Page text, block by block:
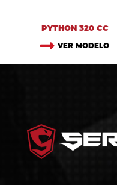
PYTHON 320 CC
VER MODELO